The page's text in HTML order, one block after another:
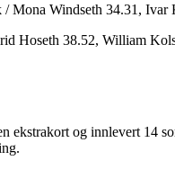
Mona Windseth 34.31, Ivar
Hoseth 38.52, William
ekstrakort og innlevert 14